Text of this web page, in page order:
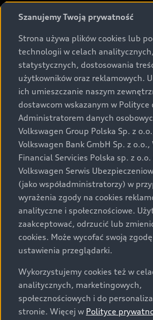
rozumieniu art. 5561§2 Kodeksu
Podane kwoty są rekomendowane i
VAT (23%), chyba że inaczej
Audi zastrzega sobie możliwość
prezentowanych wersjach.
wyposażenia mogą różnić się od
przewidzianej na rynek polski.
mogą przedstawiać wyposażenie
za dopłatą. Wiążące ustalenie ceny,
specyfikacji pojazdu następują w
określenie parametrów technicznych
świadectwo homologacji typu pojazdu.
sobie prawo do zmian i pomyłek.
prezentowane na stronie są aktualne
zamieszczania. W celu uzyskania
informacji prosimy kontaktować się z
Audi.
Wszystkie produkowane obecnie
są wykonywane z materiałów
względem możliwości odzysku i
określone w normie ISO 22628 i są
Szanujemy Twoją prywatność
Strona używa plików cookies lub
technologii w celach analitycznych,
statystycznych, dostosowania
użytkowników oraz reklamowych.
ich umieszczanie naszym
dostawcom wskazanym w Polityce
Administratorem danych
Volkswagen Group Polska Sp. z
Volkswagen Bank GmbH Sp. z o.o.,
Financial Servicies Polska sp. z o.o.
Volkswagen Serwis
(jako współadministratorzy) w
wyrażenia zgody na cookies
analityczne i społecznościowe.
zaakceptować, odrzucić lub
cookies. Może wycofać swoją
ustawienia przeglądarki.
Wykorzystujemy cookies też w
analitycznych, marketingowych,
społecznościowych i do
stronie. Więcej w Polityce